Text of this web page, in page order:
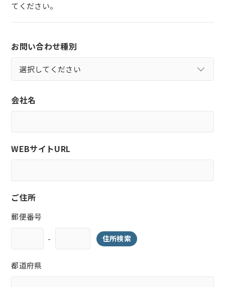
てください。
お問い合わせ種別
会社名
WEBサイトURL
ご住所
郵便番号
- 住所検索
都道府県